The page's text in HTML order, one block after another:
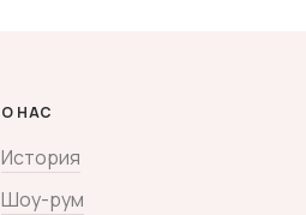
О НАС
История
Шоу-рум